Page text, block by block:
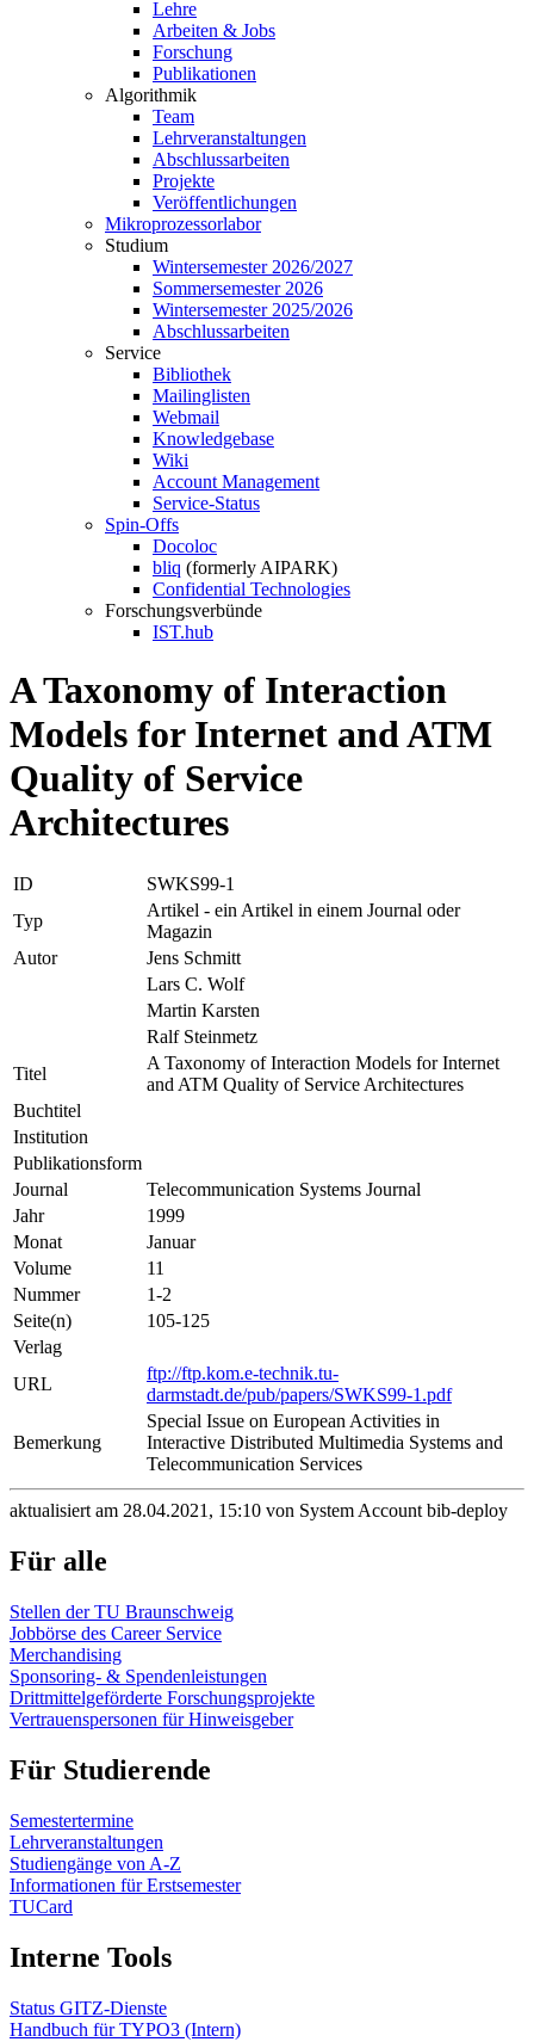
Lehre
Arbeiten & Jobs
Forschung
Publikationen
Algorithmik
Team
Lehrveranstaltungen
Abschlussarbeiten
Projekte
Veröffentlichungen
Mikroprozessorlabor
Studium
Wintersemester 2026/2027
Sommersemester 2026
Wintersemester 2025/2026
Abschlussarbeiten
Service
Bibliothek
Mailinglisten
Webmail
Knowledgebase
Wiki
Account Management
Service-Status
Spin-Offs
Docoloc
bliq (formerly AIPARK)
Confidential Technologies
Forschungsverbünde
IST.hub
A Taxonomy of Interaction
Models for Internet and ATM
Quality of Service
Architectures
ID
SWKS99-1
Typ
Artikel - ein Artikel in einem Journal oder
Magazin
Autor
Jens Schmitt
Lars C. Wolf
Martin Karsten
Ralf Steinmetz
Titel
A Taxonomy of Interaction Models for Internet
and ATM Quality of Service Architectures
Buchtitel
Institution
Publikationsform
Journal
Telecommunication Systems Journal
Jahr
1999
Monat
Januar
Volume
11
Nummer
1-2
Seite(n)
105-125
Verlag
URL
ftp://ftp.kom.e-technik.tu-
darmstadt.de/pub/papers/SWKS99-1.pdf
Bemerkung
Special Issue on European Activities in
Interactive Distributed Multimedia Systems and
Telecommunication Services
aktualisiert am 28.04.2021, 15:10 von System Account bib-deploy
Für alle
Stellen der TU Braunschweig
Jobbörse des Career Service
Merchandising
Sponsoring- & Spendenleistungen
Drittmittelgeförderte Forschungsprojekte
Vertrauenspersonen für Hinweisgeber
Für Studierende
Semestertermine
Lehrveranstaltungen
Studiengänge von A-Z
Informationen für Erstsemester
TUCard
Interne Tools
Status GITZ-Dienste
Handbuch für TYPO3 (Intern)